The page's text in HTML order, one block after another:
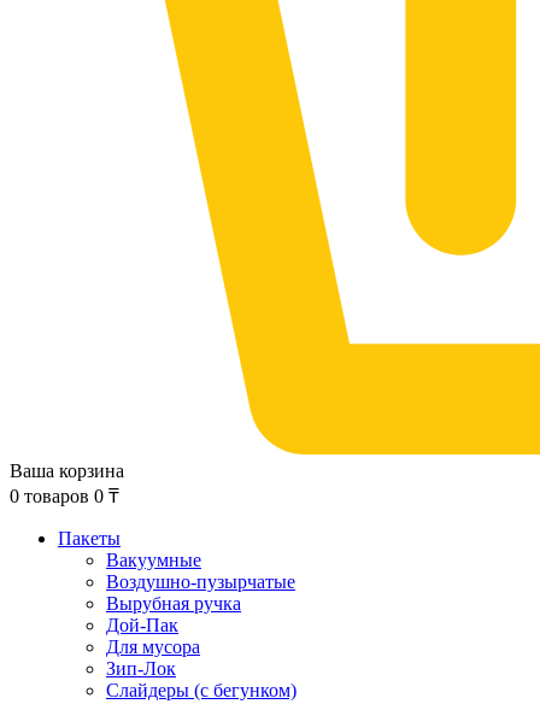
Ваша корзина
0 товаров 0 ₸
Пакеты
Вакуумные
Воздушно-пузырчатые
Вырубная ручка
Дой-Пак
Для мусора
Зип-Лок
Слайдеры (с бегунком)